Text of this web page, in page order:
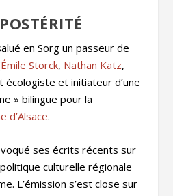
en Sorg un passeur de
Émile Storck, Nathan Katz,
écologiste et initiateur d’une
» bilingue pour la
d’Alsace.
ses écrits récents sur
culturelle régionale
L’émission s’est close sur